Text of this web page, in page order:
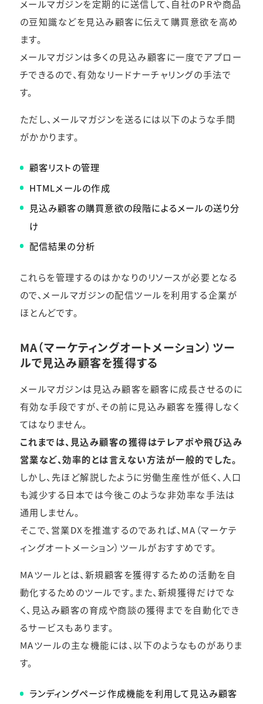
メールマガジンを定期的に送信して、自社のPRや商品
の豆知識などを見込み顧客に伝えて購買意欲を高め
ます。
メールマガジンは多くの見込み顧客に一度でアプロー
チできるので、有効なリードナーチャリングの手法で
す。
ただし、メールマガジンを送るには以下のような手間
がかかります。
顧客リストの管理
HTMLメールの作成
見込み顧客の購買意欲の段階によるメールの送り分
け
配信結果の分析
これらを管理するのはかなりのリソースが必要となる
ので、メールマガジンの配信ツールを利用する企業が
ほとんどです。
MA（マーケティングオートメーション）ツー
ルで見込み顧客を獲得する
メールマガジンは見込み顧客を顧客に成長させるのに
有効な手段ですが、その前に見込み顧客を獲得しなく
てはなりません。
これまでは、見込み顧客の獲得はテレアポや飛び込み
営業など、効率的とは言えない方法が一般的でした。
しかし、先ほど解説したように労働生産性が低く、人口
も減少する日本では今後このような非効率な手法は
通用しません。
そこで、営業DXを推進するのであれば、MA（マーケテ
ィングオートメーション）ツールがおすすめです。
MAツールとは、新規顧客を獲得するための活動を自
動化するためのツールです。また、新規獲得だけでな
く、見込み顧客の育成や商談の獲得までを自動化でき
るサービスもあります。
MAツールの主な機能には、以下のようなものがありま
す。
ランディングページ作成機能を利用して見込み顧客